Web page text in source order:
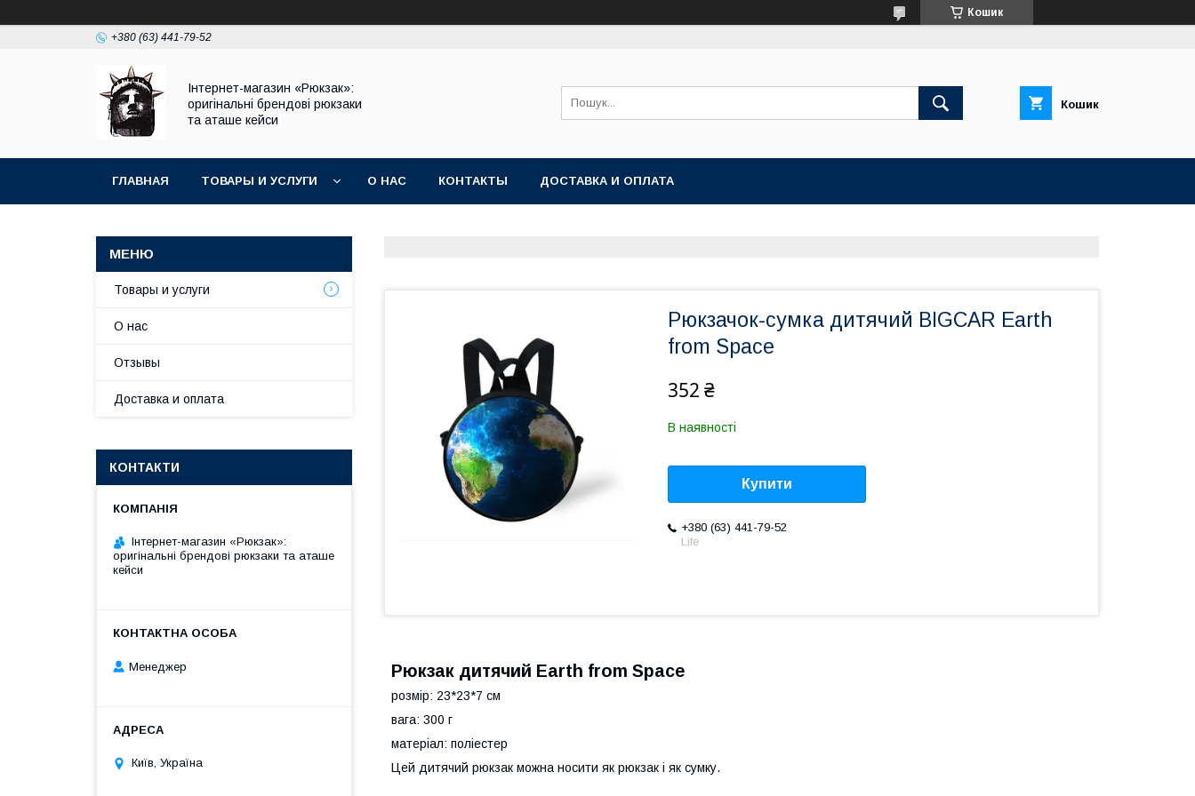
Кошик
+380 (63) 441-79-52
Інтернет-магазин «Рюкзак»:
оригінальні брендові рюкзаки
та аташе кейси
Кошик
ГЛАВНАЯ ТОВАРЫ И УСЛУГИ О НАС КОНТАКТЫ ДОСТАВКА И ОПЛАТА
Рюкзачок-сумка дитячий BIGCAR Earth
from Space
352 ₴
В наявності
Купити
+380 (63) 441-79-52
Life
Рюкзак дитячий Earth from Space
розмір: 23*23*7 см
вага: 300 г
матеріал: поліестер
Цей дитячий рюкзак можна носити як рюкзак і як сумку.
Товары и услуги
О нас
Отзывы
Доставка и оплата
КОНТАКТИ
Інтернет-магазин «Рюкзак»:
оригінальні брендові рюкзаки та аташе
кейси
Менеджер
Київ, Україна